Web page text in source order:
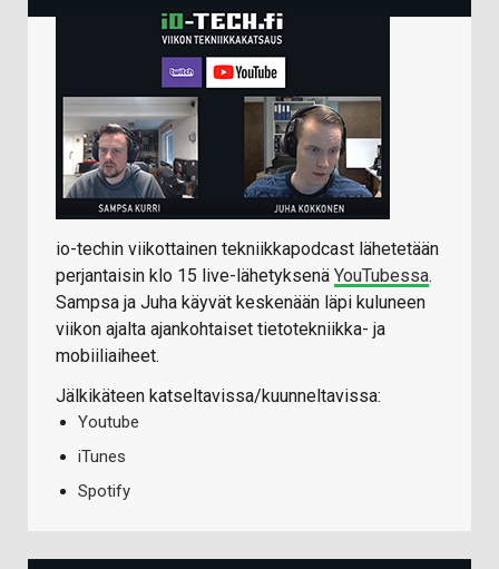
io-techin viikottainen tekniikkapodcast lähetetään
perjantaisin klo 15 live-lähetyksenä YouTubessa.
Sampsa ja Juha käyvät keskenään läpi kuluneen
viikon ajalta ajankohtaiset tietotekniikka- ja
mobiiliaiheet.
Jälkikäteen katseltavissa/kuunneltavissa:
Youtube
iTunes
Spotify